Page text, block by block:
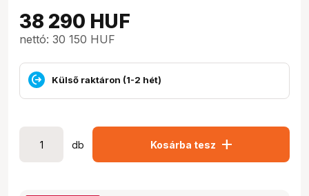
38 290 HUF
nettó: 30 150 HUF
Külső raktáron (1-2 hét)
db Kosárba tesz add